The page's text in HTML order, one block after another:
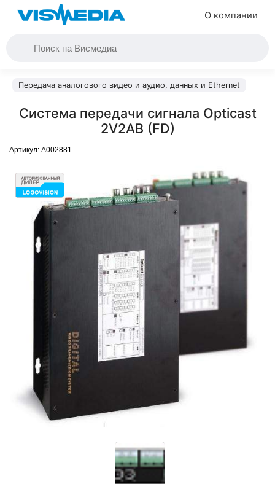
О компании
Передача аналогового видео и аудио, данных и Ethernet
Система передачи сигнала Opticast
2V2AB (FD)
Артикул: A002881